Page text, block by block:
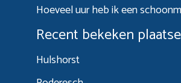
Hoeveel uur heb ik een
Recent bekeken
Hulshorst